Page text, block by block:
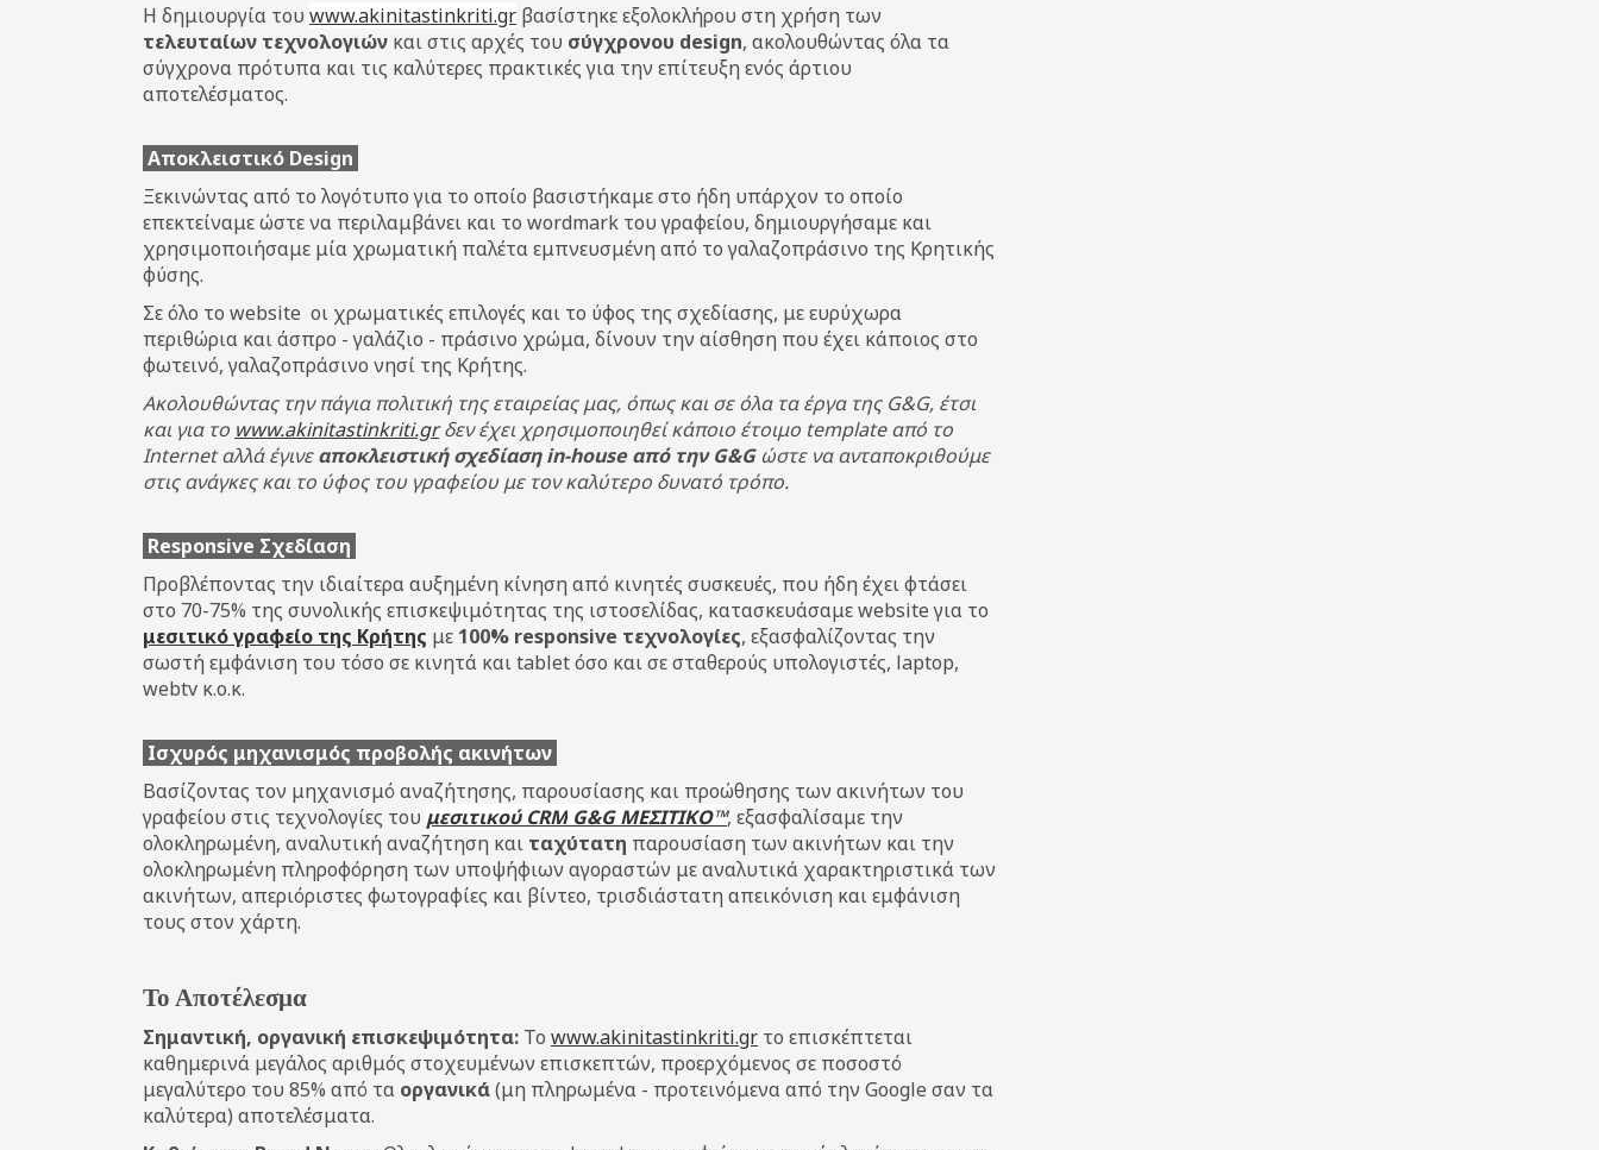
Η δημιουργία του www.akinitastinkriti.gr βασίστηκε εξολοκλήρου στη χρήση των
τελευταίων τεχνολογιών και στις αρχές του σύγχρονου design, ακολουθώντας όλα τα
σύγχρονα πρότυπα και τις καλύτερες πρακτικές για την επίτευξη ενός άρτιου
αποτελέσματος.
Αποκλειστικό Design
Ξεκινώντας από το λογότυπο για το οποίο βασιστήκαμε στο ήδη υπάρχον το οποίο
επεκτείναμε ώστε να περιλαμβάνει και το wordmark του γραφείου, δημιουργήσαμε και
χρησιμοποιήσαμε μία χρωματική παλέτα εμπνευσμένη από το γαλαζοπράσινο της Κρητικής
φύσης.
Σε όλο το website οι χρωματικές επιλογές και το ύφος της σχεδίασης, με ευρύχωρα
περιθώρια και άσπρο - γαλάζιο - πράσινο χρώμα, δίνουν την αίσθηση που έχει κάποιος στο
φωτεινό, γαλαζοπράσινο νησί της Κρήτης.
Ακολουθώντας την πάγια πολιτική της εταιρείας μας, όπως και σε όλα τα έργα της G&G, έτσι
και για το www.akinitastinkriti.grδεν έχει χρησιμοποιηθεί κάποιο έτοιμο template από το
Internet αλλά έγινεαποκλειστική σχεδίαση in-house από την G&Gώστε να ανταποκριθούμε
στις ανάγκες και το ύφος του γραφείου με τον καλύτερο δυνατό τρόπο.
Responsive Σχεδίαση
Προβλέποντας την ιδιαίτερα αυξημένη κίνηση από κινητές συσκευές, που ήδη έχει φτάσει
στο 70-75% της συνολικής επισκεψιμότητας της ιστοσελίδας, κατασκευάσαμε website για το
μεσιτικό γραφείο της Κρήτης με 100% responsive τεχνολογίες, εξασφαλίζοντας την
σωστή εμφάνιση του τόσο σε κινητά και tablet όσο και σε σταθερούς υπολογιστές, laptop,
webtv κ.ο.κ.
Ισχυρός μηχανισμός προβολής ακινήτων
Βασίζοντας τον μηχανισμό αναζήτησης, παρουσίασης και προώθησης των ακινήτων του
γραφείου στις τεχνολογίες του μεσιτικού CRM G&G ΜΕΣΙΤΙΚΟ™, εξασφαλίσαμε την
ολοκληρωμένη, αναλυτική αναζήτηση και ταχύτατη παρουσίαση των ακινήτων και την
ολοκληρωμένη πληροφόρηση των υποψήφιων αγοραστών με αναλυτικά χαρακτηριστικά των
ακινήτων, απεριόριστες φωτογραφίες και βίντεο, τρισδιάστατη απεικόνιση και εμφάνιση
τους στον χάρτη.
Το Αποτέλεσμα
Σημαντική, οργανική επισκεψιμότητα: Το www.akinitastinkriti.gr το επισκέπτεται
καθημερινά μεγάλος αριθμός στοχευμένων επισκεπτών, προερχόμενος σε ποσοστό
μεγαλύτερο του 85% από τα οργανικά(μη πληρωμένα - προτεινόμενα από την Google σαν τα
καλύτερα) αποτελέσματα.